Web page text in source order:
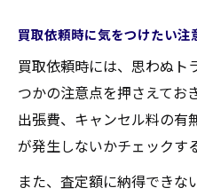
買取依頼時に気をつけたい注
買取依頼時には、思わぬト
つかの注意点を押さえてお
出張費、キャンセル料の有
が発生しないかチェックす
また、査定額に納得できな